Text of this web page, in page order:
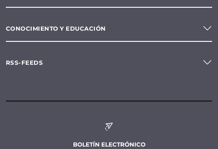
CONOCIMIENTO Y EDUCACIÓN
RSS-FEEDS
BOLETÍN ELECTRÓNICO